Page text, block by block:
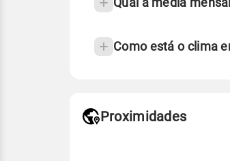
Como está o clima
de Tempo e
Proximidades